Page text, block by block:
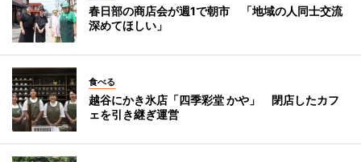
春日部の商店会が週1で朝市 「地域の人同士交流
深めてほしい」
食べる
越谷にかき氷店「四季彩堂 かや」 閉店したカフ
ェを引き継ぎ運営